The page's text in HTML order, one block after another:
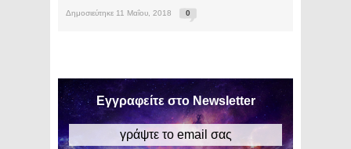
Δημοσιεύτηκε 11 Μαΐου, 2018 0
Εγγραφείτε στο Newsletter